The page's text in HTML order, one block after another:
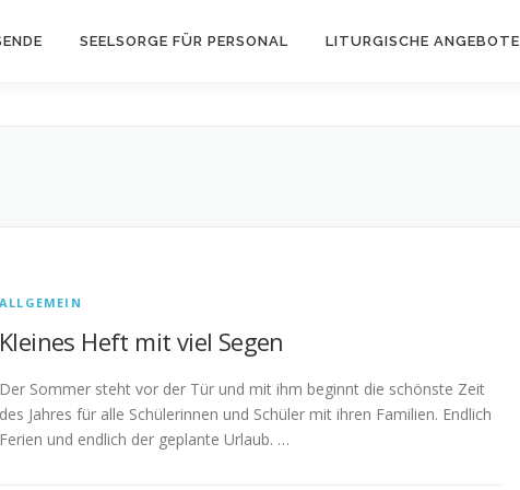
SEELSORGE FÜR PERSONAL LITURGISCHE ANGEBOTE
ALLGEMEIN
Kleines Heft mit viel Segen
Der Sommer steht vor der Tür und mit ihm beginnt die schönste Zeit
des Jahres für alle Schülerinnen und Schüler mit ihren Familien. Endlich
Ferien und endlich der geplante Urlaub. …